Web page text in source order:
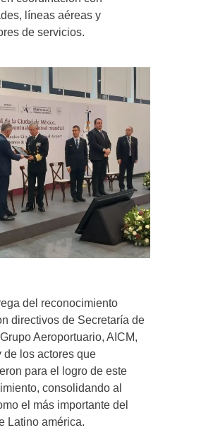
líneas aéreas y
de servicios.
del reconocimiento
directivos de Secretaría de
Aeroportuario, AICM,
de los actores que
para el logro de este
consolidando al
el más importante del
Latino américa.